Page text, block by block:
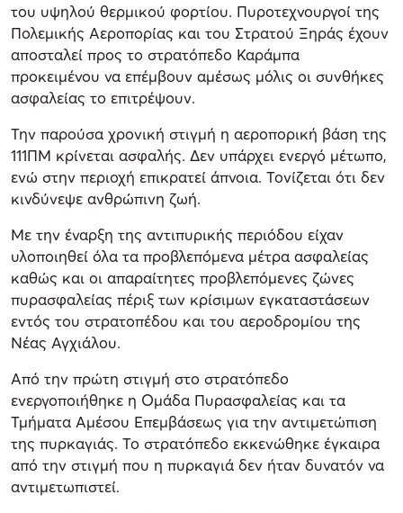
του υψηλού θερμικού φορτίου. Πυροτεχνουργοί της
Πολεμικής Αεροπορίας και του Στρατού Ξηράς έχουν
αποσταλεί προς το στρατόπεδο Καράμπα
προκειμένου να επέμβουν αμέσως μόλις οι συνθήκες
ασφαλείας το επιτρέψουν.
Την παρούσα χρονική στιγμή η αεροπορική βάση της
111ΠΜ κρίνεται ασφαλής. Δεν υπάρχει ενεργό μέτωπο,
ενώ στην περιοχή επικρατεί άπνοια. Τονίζεται ότι δεν
κινδύνεψε ανθρώπινη ζωή.
Με την έναρξη της αντιπυρικής περιόδου είχαν
υλοποιηθεί όλα τα προβλεπόμενα μέτρα ασφαλείας
καθώς και οι απαραίτητες προβλεπόμενες ζώνες
πυρασφαλείας πέριξ των κρίσιμων εγκαταστάσεων
εντός του στρατοπέδου και του αεροδρομίου της
Νέας Αγχιάλου.
Από την πρώτη στιγμή στο στρατόπεδο
ενεργοποιήθηκε η Ομάδα Πυρασφαλείας και τα
Τμήματα Αμέσου Επεμβάσεως για την αντιμετώπιση
της πυρκαγιάς. Το στρατόπεδο εκκενώθηκε έγκαιρα
από την στιγμή που η πυρκαγιά δεν ήταν δυνατόν να
αντιμετωπιστεί.